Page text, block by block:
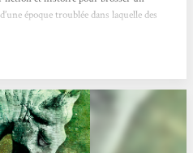
époque troublée dans laquelle des
le roman nous transporte dans un